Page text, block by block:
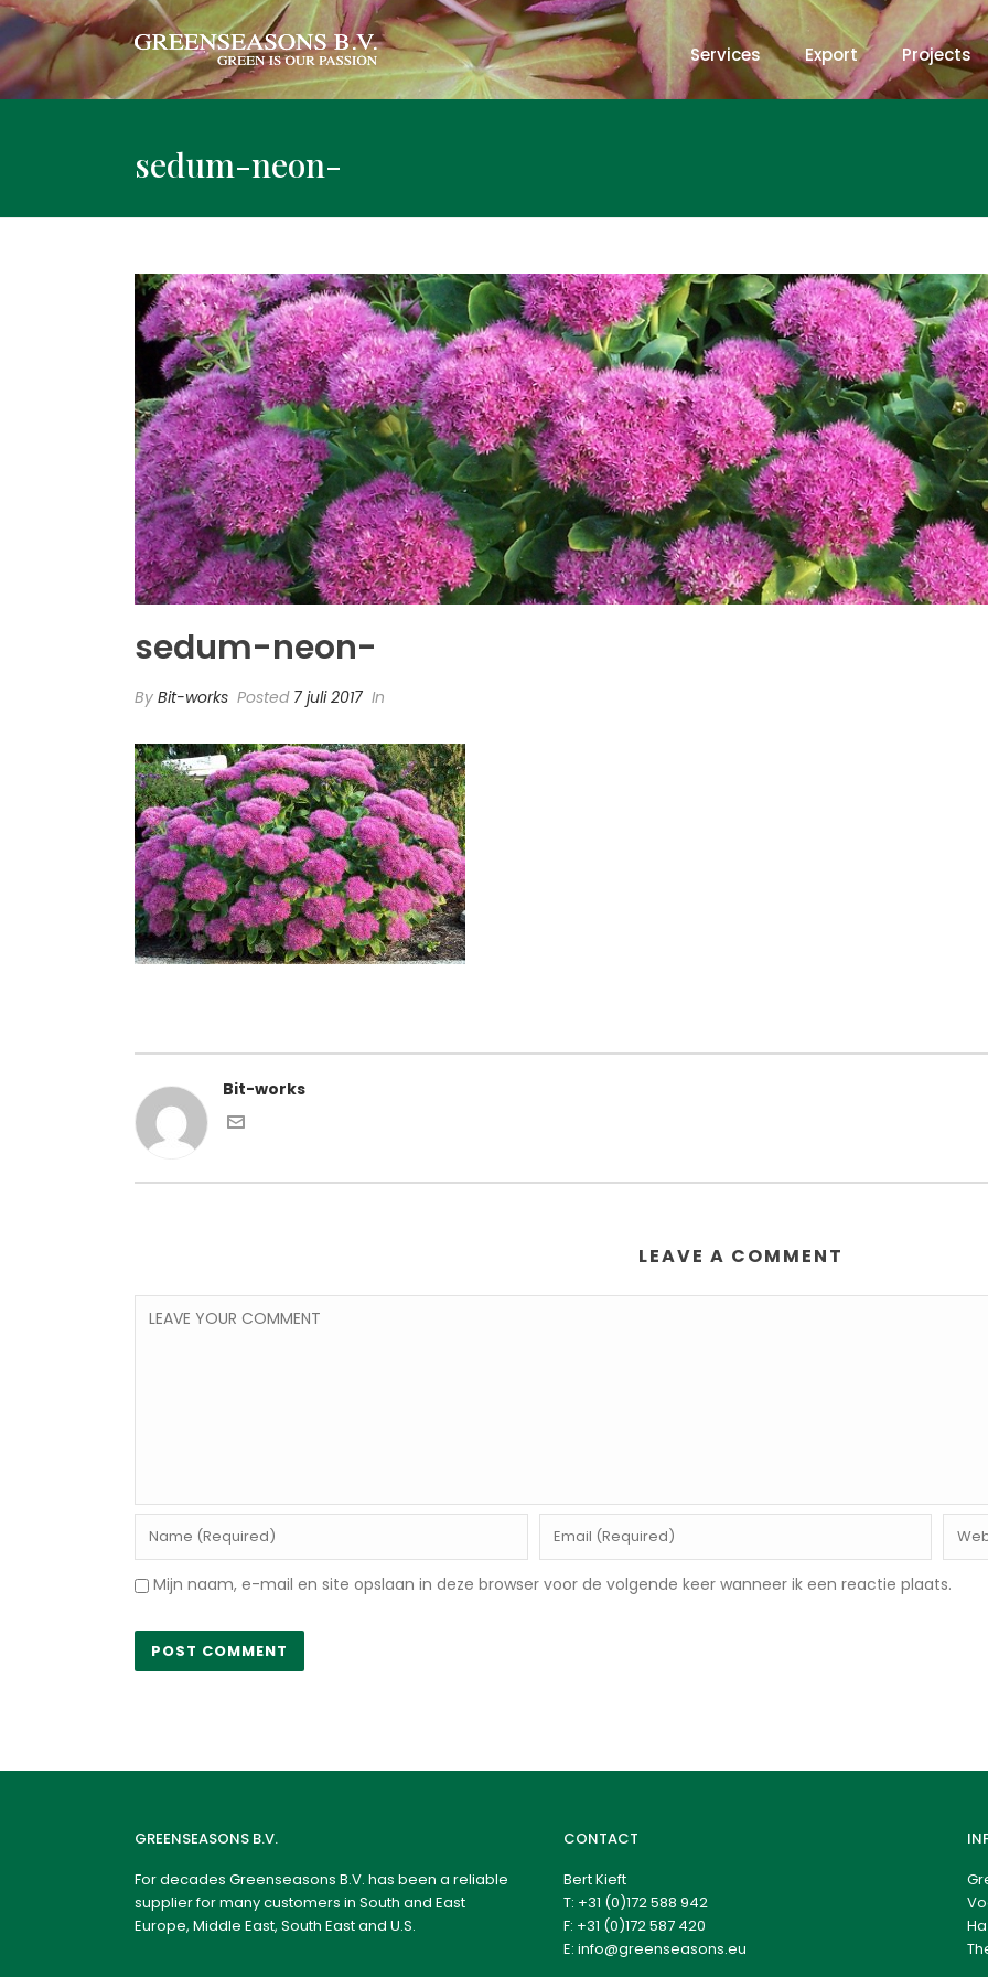
Services Export Projects
sedum-neon-
sedum-neon-
By Bit-works Posted 7 juli 2017 In
Bit-works
LEAVE A COMMENT
Mijn naam, e-mail en site opslaan in deze browser voor de volgende keer wanneer ik een reactie plaats.
GREENSEASONS B.V.
For decades Greenseasons B.V. has been a reliable
supplier for many customers in South and East
Europe, Middle East, South East and U.S.
CONTACT
Bert Kieft
T: +31 (0)172 588 942
F: +31 (0)172 587 420
E: info@greenseasons.eu